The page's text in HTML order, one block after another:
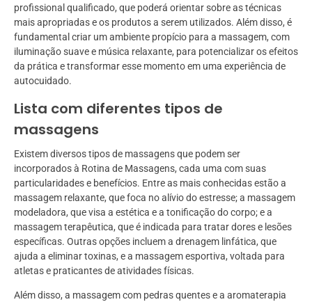
profissional qualificado, que poderá orientar sobre as técnicas
mais apropriadas e os produtos a serem utilizados. Além disso, é
fundamental criar um ambiente propício para a massagem, com
iluminação suave e música relaxante, para potencializar os efeitos
da prática e transformar esse momento em uma experiência de
autocuidado.
Lista com diferentes tipos de
massagens
Existem diversos tipos de massagens que podem ser
incorporados à Rotina de Massagens, cada uma com suas
particularidades e benefícios. Entre as mais conhecidas estão a
massagem relaxante, que foca no alívio do estresse; a massagem
modeladora, que visa a estética e a tonificação do corpo; e a
massagem terapêutica, que é indicada para tratar dores e lesões
específicas. Outras opções incluem a drenagem linfática, que
ajuda a eliminar toxinas, e a massagem esportiva, voltada para
atletas e praticantes de atividades físicas.
Além disso, a massagem com pedras quentes e a aromaterapia